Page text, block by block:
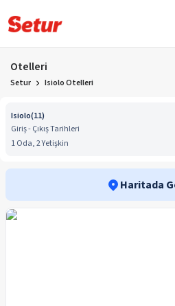
Otelleri
Setur Isiolo Otelleri
Isiolo(11)
Giriş - Çıkış Tarihleri
1 Oda, 2 Yetişkin
Haritada